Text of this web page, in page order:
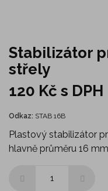
Stabilizátor
střely
120 Kč s DPH
Odkaz: STAB 16B
Plastový stabilizátor
hlavně průměru 16